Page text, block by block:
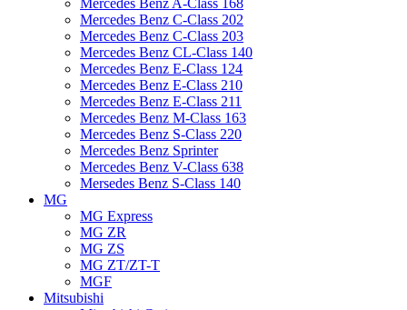
Mercedes Benz C-Class 202
Mercedes Benz C-Class 203
Mercedes Benz CL-Class 140
Mercedes Benz E-Class 124
Mercedes Benz E-Class 210
Mercedes Benz E-Class 211
Mercedes Benz M-Class 163
Mercedes Benz S-Class 220
Mercedes Benz Sprinter
Mercedes Benz V-Class 638
Mersedes Benz S-Class 140
MG
MG Express
MG ZR
MG ZS
MG ZT/ZT-T
MGF
Mitsubishi